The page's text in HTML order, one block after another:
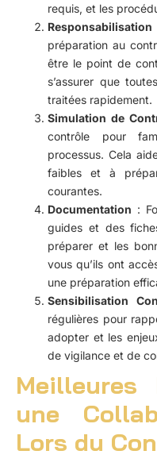
requis, et les
Responsabilisation
préparation au
être le point de
s’assurer que
traitées rapidement.
Simulation de
contrôle pour
processus. Cela
faibles et à
courantes.
Documentation :
guides et des
préparer et les
vous qu’ils ont
une préparation
Sensibilisation
régulières pour
adopter et les
de vigilance et de
Meilleures
une
Lors du